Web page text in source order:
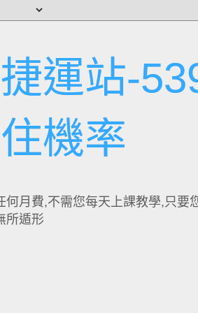
運站-
機率
何月費,不需您每天上課教學,只
所遁形